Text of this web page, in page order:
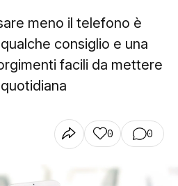
meno il telefono è
consiglio e una
facili da mettere
0 0